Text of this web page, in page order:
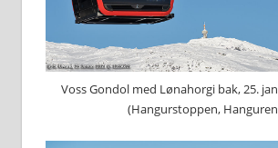
Voss Gondol med Lønahorgi bak, 25.
(Hangurstoppen,